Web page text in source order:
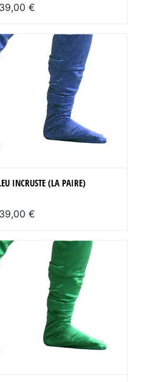
39,00 €
INCRUSTE (LA PAIRE)
39,00 €